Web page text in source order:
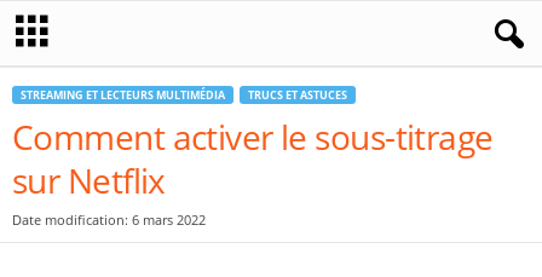
STREAMING ET LECTEURS MULTIMÉDIA TRUCS ET ASTUCES
Comment activer le sous-titrage
sur Netflix
Date modification: 6 mars 2022